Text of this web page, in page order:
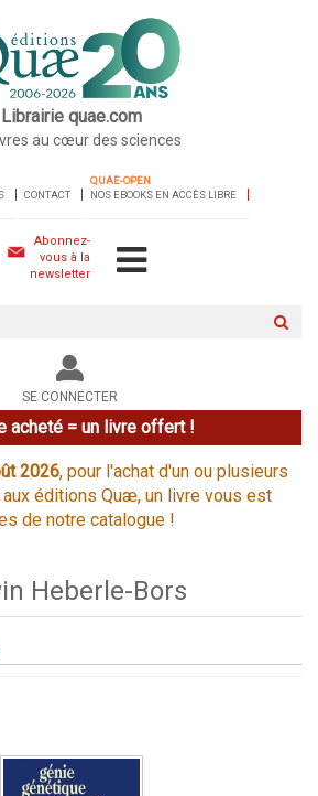
Librairie quae.com
au cœur des sciences
CONTACT
QUAE-OPEN
NOS EBOOKS EN ACCÈS LIBRE
Abonnez-
vous à la
newsletter
le
site
SE CONNECTER
acheté = un livre offert !
2026, pour l'achat d'un ou plusieurs
éditions Quæ, un livre vous est
de notre catalogue !
Heberle-Bors